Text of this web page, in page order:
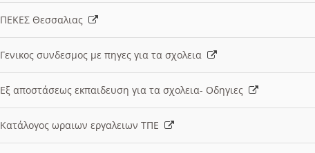
ΠΕΚΕΣ Θεσσαλιας
Γενικος συνδεσμος με πηγες για τα σχολεια
Εξ αποστάσεως εκπαιδευση για τα σχολεια- Οδηγιες
Κατάλογος ωραιων εργαλειων ΤΠΕ